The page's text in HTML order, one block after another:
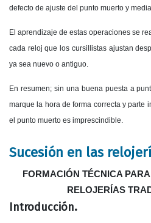
defecto de ajuste del punto muerto y
El aprendizaje de estas operaciones se
cada reloj que los cursillistas ajustan
ya sea nuevo o antiguo.
En resumen; sin una buena puesta a
marque la hora de forma correcta y parte
el punto muerto es imprescindible.
Sucesión en las
FORMACIÓN TÉCNICA
RELOJERÍAS
Introducción.